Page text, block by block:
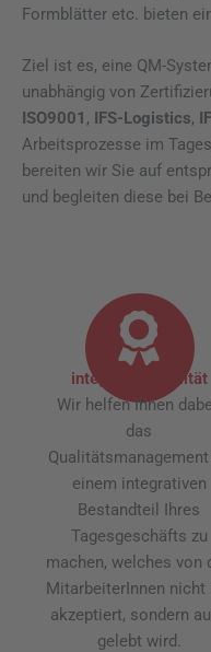
Formblätter etc. bieten
Ziel ist es, eine QM-
unabhängig von
ISO9001 , IFS-Logistics,
Arbeitsprozesse im
bereiten wir Sie auf
und begleiten diese bei
integrierte Qualität
Wir helfen Ihnen
das
Qualitätsmanagement
einem integrativen
Bestandteil Ihres
Tagesgeschäfts zu
machen, welches von
MitarbeiterInnen nicht
akzeptiert, sondern
gelebt wird.